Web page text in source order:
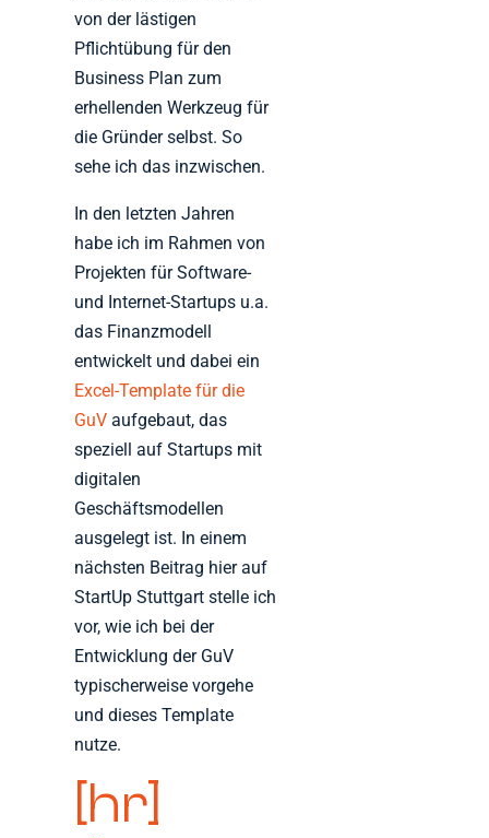
von der lästigen
Pflichtübung für den
Business Plan zum
erhellenden Werkzeug für
die Gründer selbst. So
sehe ich das inzwischen.
In den letzten Jahren
habe ich im Rahmen von
Projekten für Software-
und Internet-Startups u.a.
das Finanzmodell
entwickelt und dabei ein
Excel-Template für die
GuV aufgebaut, das
speziell auf Startups mit
digitalen
Geschäftsmodellen
ausgelegt ist. In einem
nächsten Beitrag hier auf
StartUp Stuttgart stelle ich
vor, wie ich bei der
Entwicklung der GuV
typischerweise vorgehe
und dieses Template
nutze.
[hr]